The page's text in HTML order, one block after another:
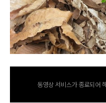
동영상 서비스가 종료되어